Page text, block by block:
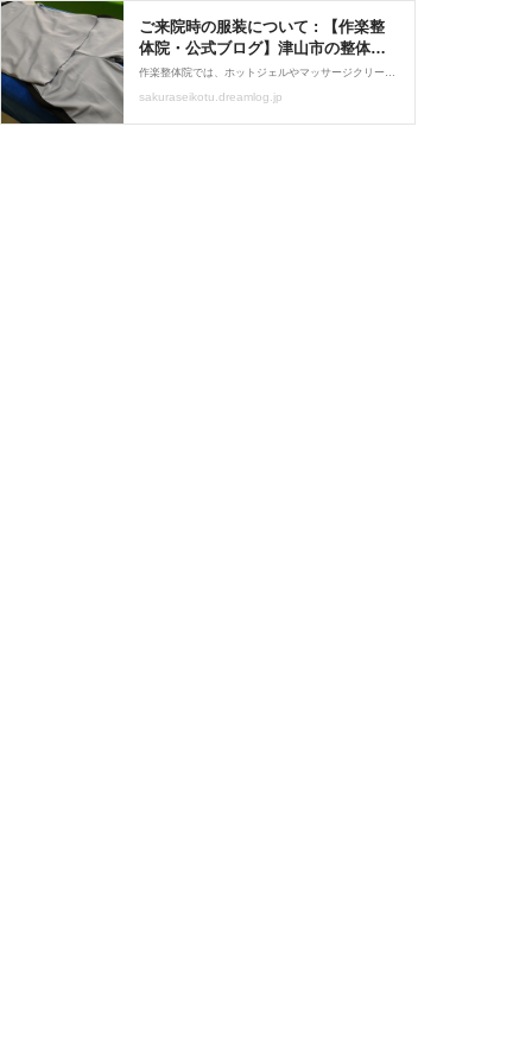
ご来院時の服装について : 【作楽整
体院・公式ブログ】津山市の整体
院・骨盤矯正・猫背矯正・リンパマ
ッサージ・日曜営業
作楽整体院では、ホットジェルやマッサージクリーム等を使っての、リンパケア整体をメインに行っております。リンパケア整体施術は、お客様の肌の露出を、最小限に抑えるために、お客様がお持ちになられた、ゆったりしたTシャツや短パンか、作楽整体院で、無料貸し出しをして
sakuraseikotu.dreamlog.jp